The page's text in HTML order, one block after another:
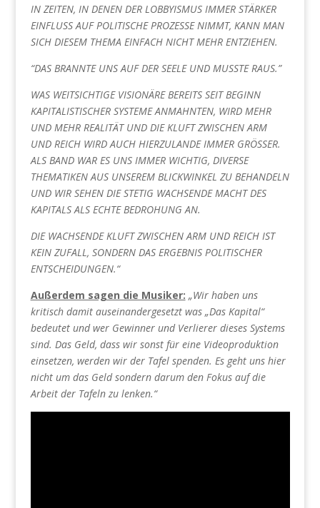
IN ZEITEN, IN DENEN DER LOBBYISMUS IMMER STÄRKER
EINFLUSS AUF POLITISCHE PROZESSE NIMMT, KANN MAN
SICH DIESEM THEMA EINFACH NICHT MEHR ENTZIEHEN.
“DAS BRANNTE UNS AUF DER SEELE UND MUSSTE RAUS.”
WAS WEITSICHTIGE VISIONÄRE BEREITS SEIT BEGINN
KAPITALISTISCHER SYSTEME ANMAHNTEN, WIRD MEHR
UND MEHR REALITÄT UND DIE KLUFT ZWISCHEN ARM
UND REICH WIRD AUCH HIERZULANDE IMMER GRÖSSER.
ALS BAND WAR ES UNS IMMER WICHTIG, DIVERSE
THEMATIKEN AUS UNSEREM BLICKWINKEL ZU BEHANDELN
UND WIR SEHEN DIE STETIG WACHSENDE MACHT DES
KAPITALS ALS ECHTE BEDROHUNG AN.
DIE WACHSENDE KLUFT ZWISCHEN ARM UND REICH IST
KEIN ZUFALL, SONDERN DAS ERGEBNIS POLITISCHER
ENTSCHEIDUNGEN.“
Außerdem sagen die Musiker: „Wir haben uns
kritisch damit auseinandergesetzt was „Das Kapital“
bedeutet und wer Gewinner und Verlierer dieses Systems
sind. Das Geld, dass wir sonst für eine Videoproduktion
einsetzen, werden wir der Tafel spenden. Es geht uns hier
nicht um das Geld sondern darum den Fokus auf die
Arbeit der Tafeln zu lenken.“